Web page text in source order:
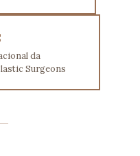
da
Surgeons